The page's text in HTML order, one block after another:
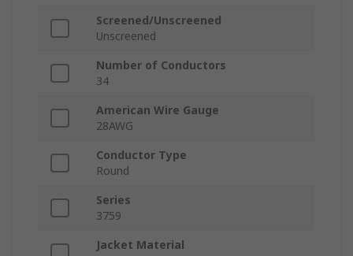
Screened/Unscreened
Unscreened
Number of Conductors
34
American Wire Gauge
28AWG
Conductor Type
Round
Series
3759
Jacket Material